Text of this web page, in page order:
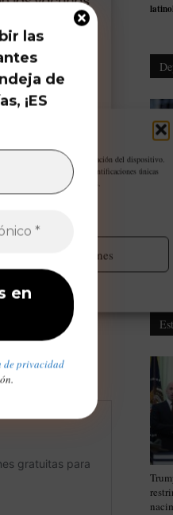
y/o acceder a la información del dispositivo.
de navegación o las identificaciones únicas
características y funciones.
Administrar opciones
Aviso Legal / Imprint
las
de
¡ES
privacidad